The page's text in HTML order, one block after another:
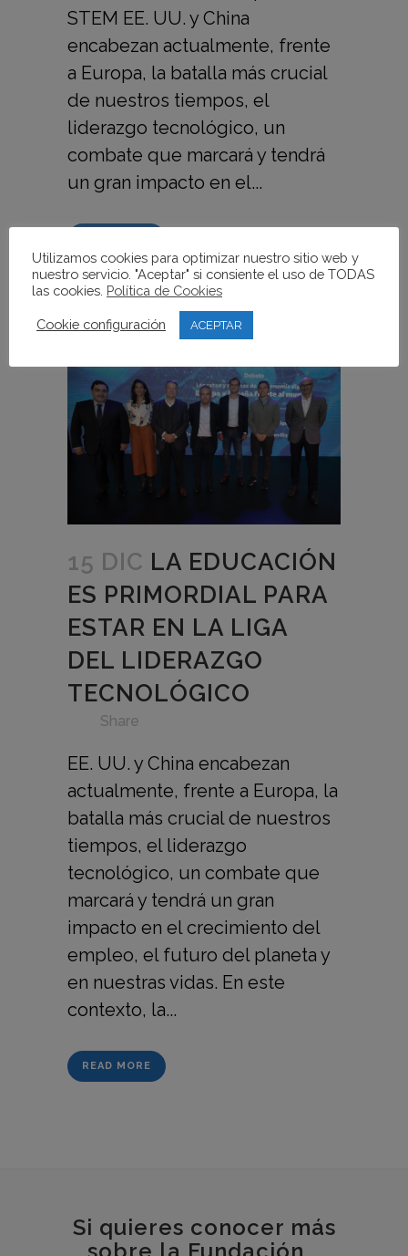
STEM EE. UU. y China
encabezan actualmente, frente
a Europa, la batalla más crucial
de nuestros tiempos, el
liderazgo tecnológico, un
combate que marcará y tendrá
un gran impacto en el...
15 DIC LA EDUCACIÓN
ES PRIMORDIAL PARA
ESTAR EN LA LIGA
DEL LIDERAZGO
TECNOLÓGICO
Share
EE. UU. y China encabezan
actualmente, frente a Europa, la
batalla más crucial de nuestros
tiempos, el liderazgo
tecnológico, un combate que
marcará y tendrá un gran
impacto en el crecimiento del
empleo, el futuro del planeta y
en nuestras vidas. En este
contexto, la...
READ MORE
Si quieres conocer más
Utilizamos cookies para optimizar nuestro sitio web y
nuestro servicio. "Aceptar" si consiente el uso de TODAS
las cookies. Política de Cookies
Cookie configuración ACEPTAR